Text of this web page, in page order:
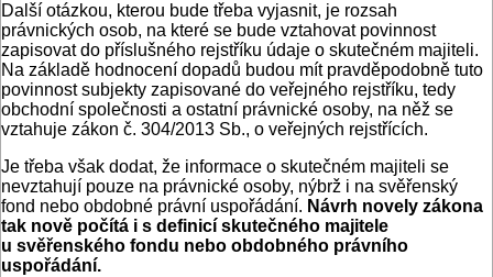
Další otázkou, kterou bude třeba vyjasnit, je rozsah
právnických osob, na které se bude vztahovat povinnost
zapisovat do příslušného rejstříku údaje o skutečném majiteli.
Na základě hodnocení dopadů budou mít pravděpodobně tuto
povinnost subjekty zapisované do veřejného rejstříku, tedy
obchodní společnosti a ostatní právnické osoby, na něž se
vztahuje zákon č. 304/2013 Sb., o veřejných rejstřících.
Je třeba však dodat, že informace o skutečném majiteli se
nevztahují pouze na právnické osoby, nýbrž i na svěřenský
fond nebo obdobné právní uspořádání. Návrh novely zákona
tak nově počítá i s definicí skutečného majitele
u svěřenského fondu nebo obdobného právního
uspořádání.